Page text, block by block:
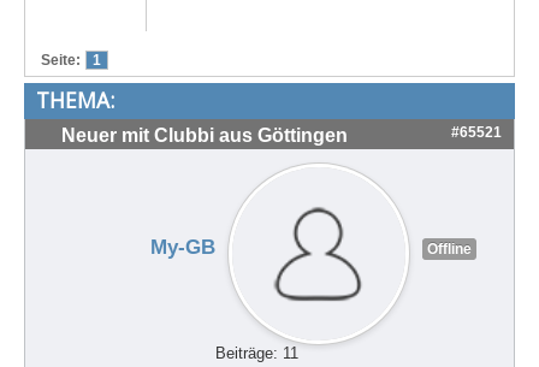
Seite: 1
THEMA:
Neuer mit Clubbi aus Göttingen #65521
My-GB Offline
Beiträge: 11